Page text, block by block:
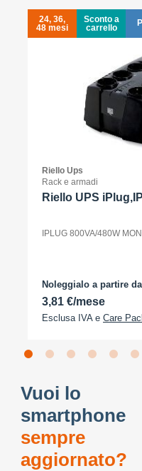
24, 36,
48 mesi
Sconto a
carrello
Riello Ups
Rack e armadi
Riello UPS
IPLUG 800VA/480W
Noleggialo a partire da
3,81 €/mese
Esclusa IVA e Care
Vuoi lo
smartphone
sempre
aggiornato?